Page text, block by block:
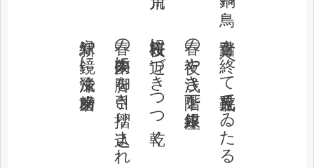
踏青を終へて靴底見てゐたる
春の夜や浅き階下を銀座線
桜餅夜に近づきつつ乾く
春の夢朱肉に脚を引き摺り込まれ
新緑や鏡に飛沫く歯磨粉